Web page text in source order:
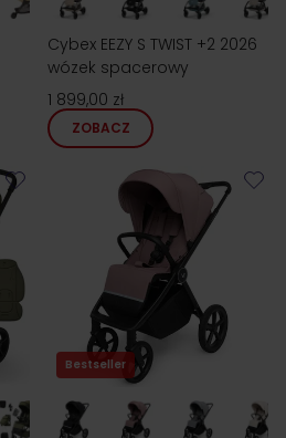
Cybex EEZY S TWIST +2 2026
wózek spacerowy
1 899,00 zł
ZOBACZ
Bestseller